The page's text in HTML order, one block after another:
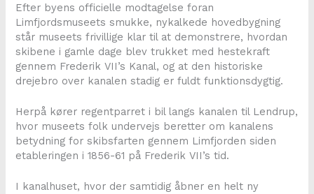
Efter byens officielle modtagelse foran
Limfjordsmuseets smukke, nykalkede hovedbygning
står museets frivillige klar til at demonstrere, hvordan
skibene i gamle dage blev trukket med hestekraft
gennem Frederik VII’s Kanal, og at den historiske
drejebro over kanalen stadig er fuldt funktionsdygtig.
Herpå kører regentparret i bil langs kanalen til Lendrup,
hvor museets folk undervejs beretter om kanalens
betydning for skibsfarten gennem Limfjorden siden
etableringen i 1856-61 på Frederik VII’s tid.
I kanalhuset, hvor der samtidig åbner en helt ny